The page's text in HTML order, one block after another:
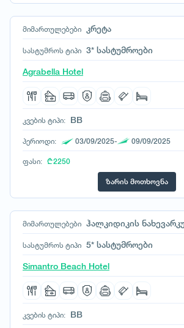
მიმართულებები კრეტა
სასტუმროს ტიპი 3* სასტუმროები
Agrabella Hotel
კვების ტიპი: BB
პერიოდი: 03/09/2025- 09/09/2025
ფასი: ₾ 2250
ზარის მოთხოვნა
მიმართულებები ჰალკიდიკის
სასტუმროს ტიპი 5* სასტუმროები
Simantro Beach Hotel
კვების ტიპი: BB